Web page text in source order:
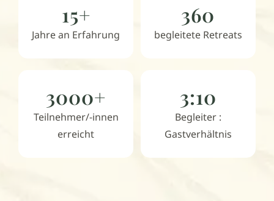
15+
Jahre an Erfahrung
360
begleitete Retreats
3000+
Teilnehmer/-innen
erreicht
3:10
Begleiter :
Gastverhältnis